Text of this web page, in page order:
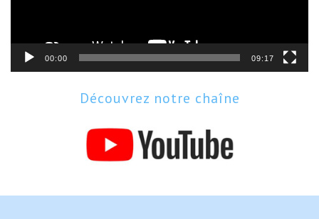
00:00 09:17
Découvrez notre chaîne